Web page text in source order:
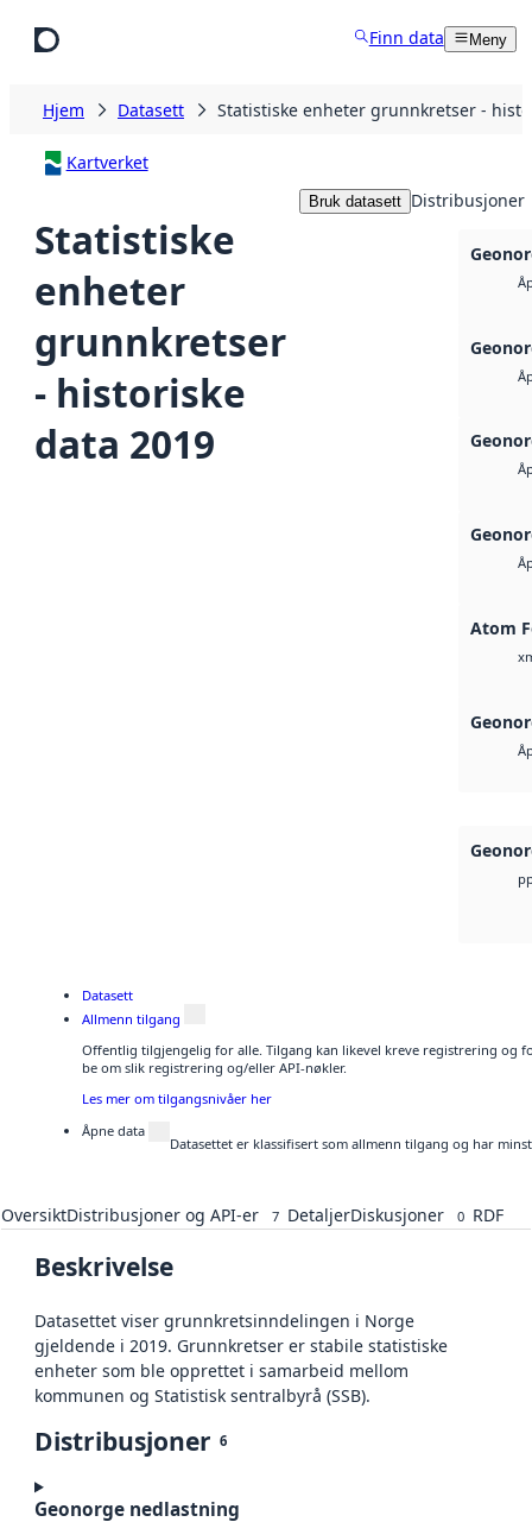
Finn data Meny
Hjem Datasett Statistiske enheter grunnkretser -
Kartverket
Statistiske
enheter
grunnkretser
- historiske
data 2019
Bruk datasett Distribusjoner
Atom
Datasett
Allmenn tilgang
Offentlig tilgjengelig for alle. Tilgang kan likevel kreve registrering og
be om slik registrering og/eller API-nøkler.
Les mer om tilgangsnivåer her
Åpne data
Datasettet er klassifisert som allmenn tilgang og har
OversiktDistribusjoner og API-er 7 DetaljerDiskusjoner 0 RDF
Beskrivelse
Datasettet viser grunnkretsinndelingen i Norge
gjeldende i 2019. Grunnkretser er stabile statistiske
enheter som ble opprettet i samarbeid mellom
kommunen og Statistisk sentralbyrå (SSB).
Distribusjoner 6
Geonorge nedlastning